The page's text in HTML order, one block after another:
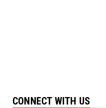
CONNECT WITH US